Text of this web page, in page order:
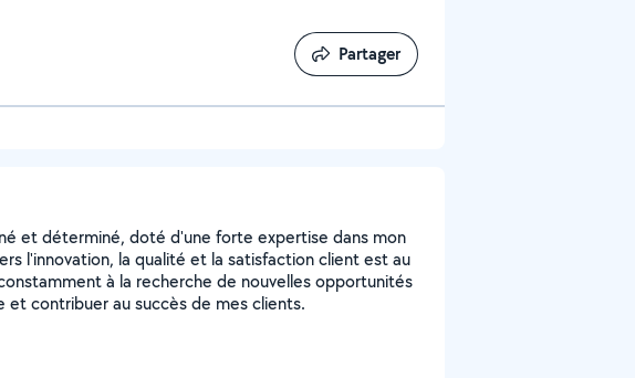
Partager
Partager
et déterminé, doté d'une forte expertise dans mon
l'innovation, la qualité et la satisfaction client est au
à la recherche de nouvelles opportunités
contribuer au succès de mes clients.